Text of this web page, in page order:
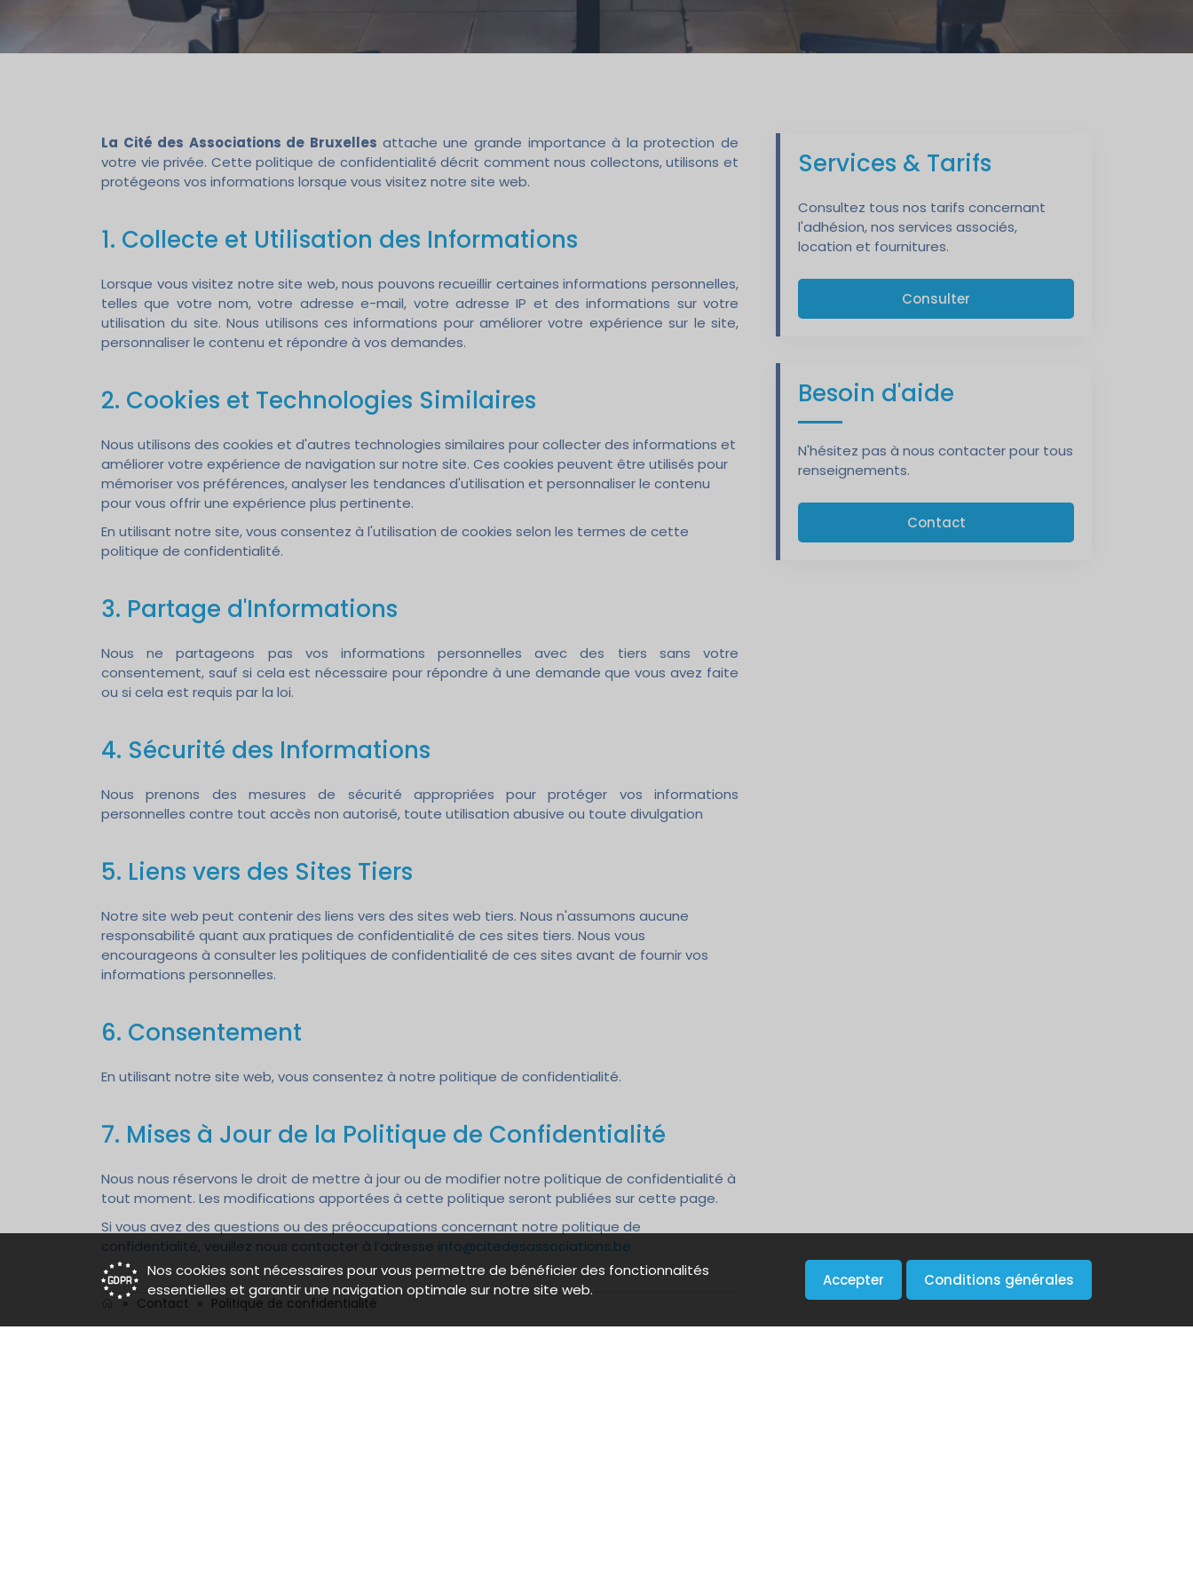
Nos cookies sont nécessaires pour vous permettre de bénéficier des fonctionnalités
essentielles et garantir une navigation optimale sur notre site web.
Accepter Conditions générales
La Cité des Associations de Bruxelles attache une grande importance à la protection de
votre vie privée. Cette politique de confidentialité décrit comment nous collectons, utilisons et
protégeons vos informations lorsque vous visitez notre site web.
1. Collecte et Utilisation des Informations
Lorsque vous visitez notre site web, nous pouvons recueillir certaines informations personnelles,
telles que votre nom, votre adresse e-mail, votre adresse IP et des informations sur votre
utilisation du site. Nous utilisons ces informations pour améliorer votre expérience sur le site,
personnaliser le contenu et répondre à vos demandes.
2. Cookies et Technologies Similaires
Nous utilisons des cookies et d'autres technologies similaires pour collecter des informations et
améliorer votre expérience de navigation sur notre site. Ces cookies peuvent être utilisés pour
mémoriser vos préférences, analyser les tendances d'utilisation et personnaliser le contenu
pour vous offrir une expérience plus pertinente.
En utilisant notre site, vous consentez à l'utilisation de cookies selon les termes de cette
politique de confidentialité.
3. Partage d'Informations
Nous ne partageons pas vos informations personnelles avec des tiers sans votre
consentement, sauf si cela est nécessaire pour répondre à une demande que vous avez faite
ou si cela est requis par la loi.
4. Sécurité des Informations
Nous prenons des mesures de sécurité appropriées pour protéger vos informations
personnelles contre tout accès non autorisé, toute utilisation abusive ou toute divulgation
5. Liens vers des Sites Tiers
Notre site web peut contenir des liens vers des sites web tiers. Nous n'assumons aucune
responsabilité quant aux pratiques de confidentialité de ces sites tiers. Nous vous
encourageons à consulter les politiques de confidentialité de ces sites avant de fournir vos
informations personnelles.
6. Consentement
En utilisant notre site web, vous consentez à notre politique de confidentialité.
7. Mises à Jour de la Politique de Confidentialité
Nous nous réservons le droit de mettre à jour ou de modifier notre politique de confidentialité à
tout moment. Les modifications apportées à cette politique seront publiées sur cette page.
Si vous avez des questions ou des préoccupations concernant notre politique de
confidentialité, veuillez nous contacter à l’adresse info@citedesassociations.be
» Contact » Politique de confidentialité
Services & Tarifs
Consultez tous nos tarifs concernant
l'adhésion, nos services associés,
location et fournitures.
Consulter
Besoin d'aide
N'hésitez pas à nous contacter pour tous
renseignements.
Contact